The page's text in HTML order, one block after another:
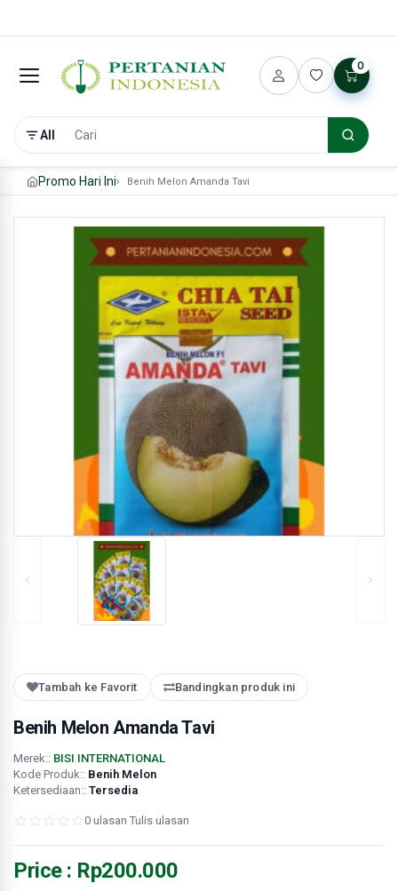
All
0
Promo Hari Ini Benih Melon Amanda Tavi
Tambah ke Favorit Bandingkan produk ini
Benih Melon Amanda Tavi
Merek:: BISI INTERNATIONAL
Kode Produk:: Benih Melon
Ketersediaan:: Tersedia
0 ulasan Tulis ulasan
Price : Rp200.000